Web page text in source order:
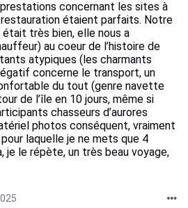
concernant les sites à
étaient parfaits. Notre
très bien, elle nous a
au coeur de l’histoire de
atypiques (les charmants
concerne le transport, un
du tout (genre navette
de l’île en 10 jours, même si
chasseurs d’aurores
photos conséquent, vraiment
laquelle je ne mets que 4
je le répète, un très beau voyage,